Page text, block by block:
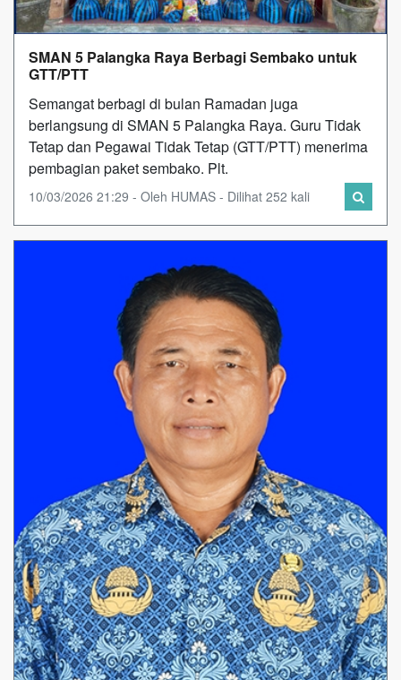
SMAN 5 Palangka Raya Berbagi Sembako untuk
GTT/PTT
Semangat berbagi di bulan Ramadan juga
berlangsung di SMAN 5 Palangka Raya. Guru Tidak
Tetap dan Pegawai Tidak Tetap (GTT/PTT) menerima
pembagian paket sembako. Plt.
10/03/2026 21:29 - Oleh HUMAS - Dilihat 252 kali